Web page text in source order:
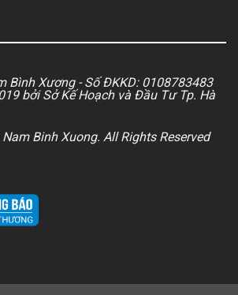
Bình Xương - Số ĐKKD: 0108783483
bởi Sở Kế Hoạch và Đầu Tư Tp. Hà
Binh Xuong. All Rights Reserved